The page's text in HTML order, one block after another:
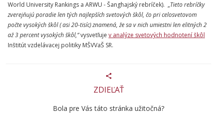
World University Rankings a ARWU - Šanghajský rebríček). „Tieto rebríčky
zverejňujú poradie len tých najlepších svetových škôl, čo pri celosvetovom
počte vysokých škôl ( asi 20-tisíc) znamená, že sa v nich umiestni len elitných 2
až 3 percent vysokých škôl,“vysvetľuje v analýze svetových hodnotení škôl
Inštitút vzdelávacej politiky MŠVVaŠ SR.
ZDIEĽAŤ
Bola pre Vás táto stránka užitočná?